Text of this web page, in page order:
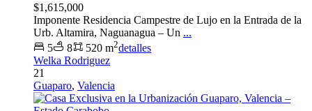
$1,615,000
Imponente Residencia Campestre de Lujo en la Entrada de la
Urb. Altamira, Naguanagua – Un ...
5
8 520 m2detalles
Welka Rodriguez
21
Guaparo, Valencia